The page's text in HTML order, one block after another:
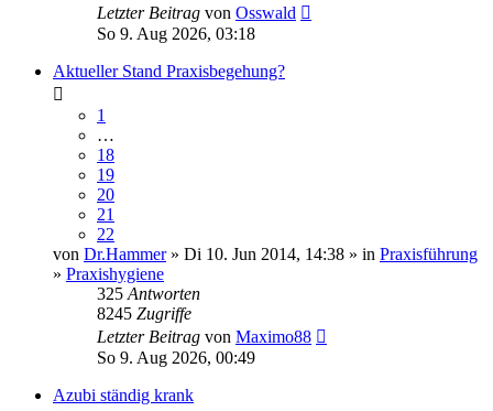
Letzter Beitrag von Osswald
So 9. Aug 2026, 03:18
Aktueller Stand Praxisbegehung?
1
…
18
19
20
21
22
von Dr.Hammer» Di 10. Jun 2014, 14:38 » in Praxisführung
» Praxishygiene
325 Antworten
8245 Zugriffe
Letzter Beitrag von Maximo88
So 9. Aug 2026, 00:49
Azubi ständig krank